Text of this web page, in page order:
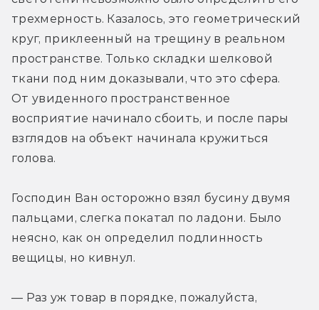
трехмерность. Казалось, это геометрический
круг, приклеенный на трещину в реальном
пространстве. Только складки шелковой
ткани под ним доказывали, что это сфера.
От увиденного пространственное
восприятие начинало сбоить, и после пары
взглядов на объект начинала кружиться
голова.
Господин Ван осторожно взял бусину двумя
пальцами, слегка покатал по ладони. Было
неясно, как он определил подлинность
вещицы, но кивнул.
— Раз уж товар в порядке, пожалуйста,